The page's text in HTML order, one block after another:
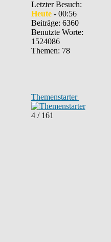
Letzter Besuch:
Heute- 00:56
Beiträge: 6360
Benutzte Worte:
1524086
Themen: 78
Themenstarter
4 / 161